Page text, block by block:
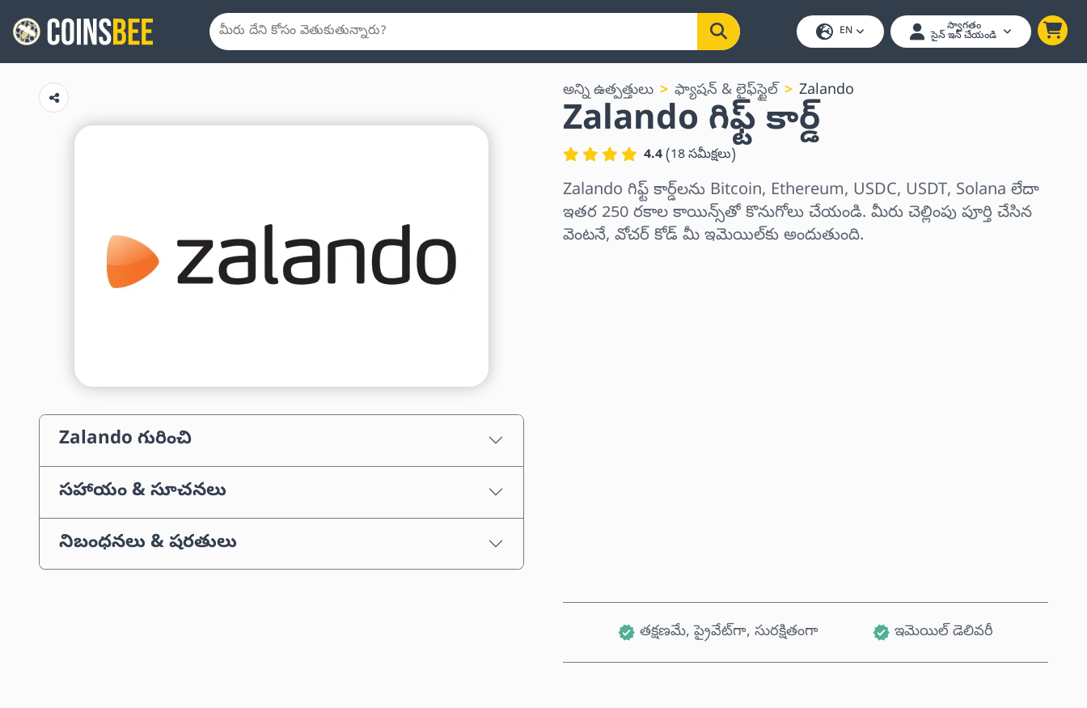
EN స్వాగతం
సైన్ ఇన్ చేయండి
Zalando గురించి
సహాయం & సూచనలు
నిబంధనలు & షరతులు
అన్ని ఉత్పత్తులు ఫ్యాషన్ & లైఫ్‌స్టైల్ Zalando
Zalando గిఫ్ట్ కార్డ్
4.4(18సమీక్షలు)
Zalando గిఫ్ట్ కార్డ్‌లను Bitcoin, Ethereum, USDC, USDT, Solana లేదా
ఇతర 250 రకాల కాయిన్స్‌తో కొనుగోలు చేయండి. మీరు చెల్లింపు పూర్తి చేసిన
వెంటనే, వోచర్ కోడ్ మీ ఇమెయిల్‌కు అందుతుంది.
తక్షణమే, ప్రైవేట్‌గా, సురక్షితంగా ఇమెయిల్ డెలివరీ